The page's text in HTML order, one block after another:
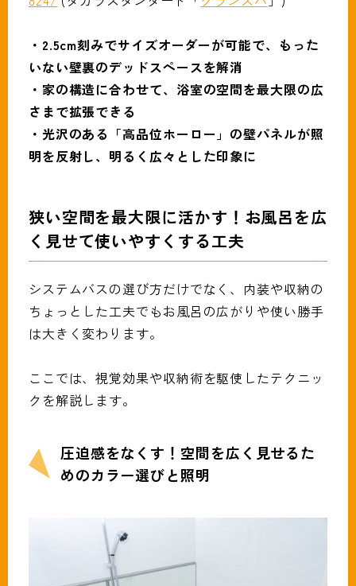
・2.5cm刻みでサイズオーダーが可能で、もった
いない壁裏のデッドスペースを解消
・家の構造に合わせて、浴室の空間を最大限の広
さまで拡張できる
・光沢のある「高品位ホーロー」の壁パネルが照
明を反射し、明るく広々とした印象に
狭い空間を最大限に活かす！お風呂を広
く見せて使いやすくする工夫
システムバスの選び方だけでなく、内装や収納の
ちょっとした工夫でもお風呂の広がりや使い勝手
は大きく変わります。
ここでは、視覚効果や収納術を駆使したテクニッ
クを解説します。
圧迫感をなくす！空間を広く見せるた
めのカラー選びと照明